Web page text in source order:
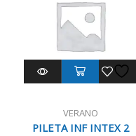
VERANO
PILETA INF INTEX 2